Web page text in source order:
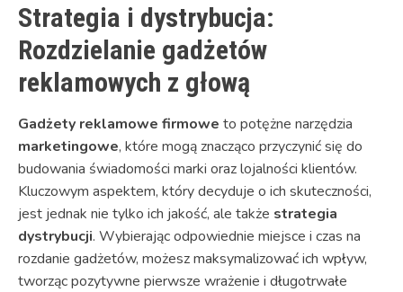
Strategia i dystrybucja:
Rozdzielanie gadżetów
reklamowych z głową
Gadżety reklamowe firmowe to potężne narzędzia
marketingowe, które mogą znacząco przyczynić się do
budowania świadomości marki oraz lojalności klientów.
Kluczowym aspektem, który decyduje o ich skuteczności,
jest jednak nie tylko ich jakość, ale także strategia
dystrybucji. Wybierając odpowiednie miejsce i czas na
rozdanie gadżetów, możesz maksymalizować ich wpływ,
tworząc pozytywne pierwsze wrażenie i długotrwałe